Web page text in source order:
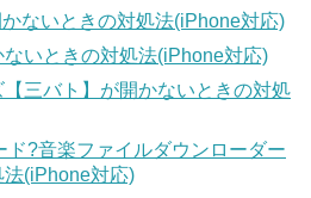
ないときの対処法(iPhone対応)
いときの対処法(iPhone対応)
三バト】が開かないときの対処
?音楽ファイルダウンローダー
(iPhone対応)